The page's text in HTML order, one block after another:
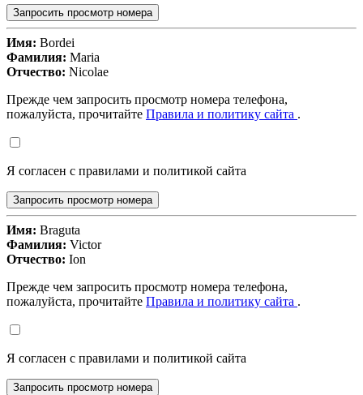
Запросить просмотр номера
Имя: Bordei
Фамилия: Maria
Отчество: Nicolae
Прежде чем запросить просмотр номера телефона,
пожалуйста, прочитайте Правила и политику сайта .
Я согласен с правилами и политикой сайта
Запросить просмотр номера
Имя: Braguta
Фамилия: Victor
Отчество: Ion
Прежде чем запросить просмотр номера телефона,
пожалуйста, прочитайте Правила и политику сайта .
Я согласен с правилами и политикой сайта
Запросить просмотр номера